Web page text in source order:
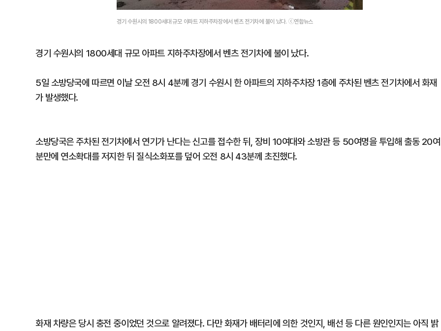
경기 수원시의 1800세대 규모 아파트 지하주차장에서 벤츠 전기차에 불이 났다. ⓒ연합뉴스
경기 수원시의 1800세대 규모 아파트 지하주차장에서 벤츠 전기차에 불이 났다.
5일 소방당국에 따르면 이날 오전 8시 4분께 경기 수원시 한 아파트의 지하주차장 1층에 주차된 벤츠 전기차에서 화재
가 발생했다.
소방당국은 주차된 전기차에서 연기가 난다는 신고를 접수한 뒤, 장비 10여대와 소방관 등 50여명을 투입해 출동 20여
분만에 연소확대를 저지한 뒤 질식소화포를 덮어 오전 8시 43분께 초진했다.
화재 차량은 당시 충전 중이었던 것으로 알려졌다. 다만 화재가 배터리에 의한 것인지, 배선 등 다른 원인인지는 아직 밝